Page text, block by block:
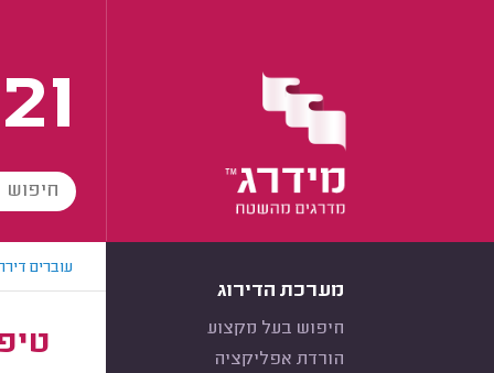
מערכת הדירוג
חיפוש בעל מקצוע
הורדת אפליקציה
עוברים